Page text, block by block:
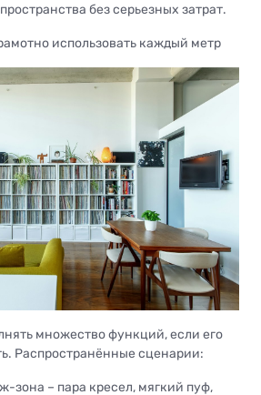
без серьезных затрат.
использовать каждый метр
множество функций, если его
Распространённые сценарии:
зона – пара кресел, мягкий пуф,